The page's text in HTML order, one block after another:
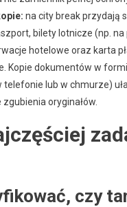
na city break przydają
bilety lotnicze (np. na
hotelowe oraz karta
Kopie dokumentów w
telefonie lub w chmurze)
oryginałów.
czy